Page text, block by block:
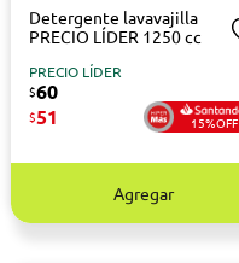
Detergente lavavajilla
PRECIO LÍDER 1250 cc
PRECIO LÍDER
$60
$51 15%OFF
Agregar